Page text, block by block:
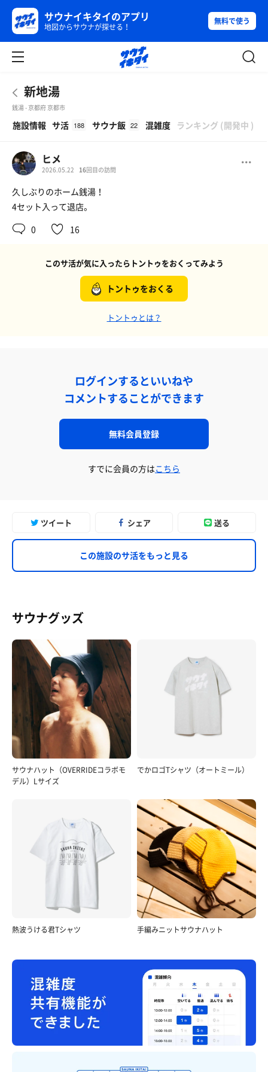
サウナイキタイのアプリ
地図からサウナが探せる！
無料で使う
新地湯
銭湯 - 京都府 京都市
施設情報 サ活 188 サウナ飯 22 混雑度 ランキング (開発中 )
ヒメ
2026.05.22 16回目の訪問
久しぶりのホーム銭湯！
4セット入って退店。
0
16
このサ活が気に入ったらトントゥをおくってみよう
トントゥをおくる
トントゥとは？
ログインするといいねや
コメントすることができます
無料会員登録
すでに会員の方はこちら
ツイート シェア 送る
この施設のサ活をもっと見る
サウナグッズ
サウナハット（OVERRIDEコラボモ
デル）Lサイズ
でかロゴTシャツ（オートミール）
熱波うける君Tシャツ 手編みニットサウナハット